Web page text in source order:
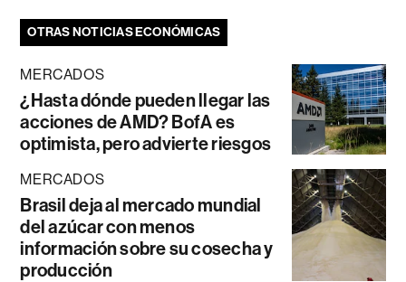
OTRAS NOTICIAS ECONÓMICAS
MERCADOS
¿Hasta dónde pueden llegar las
acciones de AMD? BofA es
optimista, pero advierte riesgos
MERCADOS
Brasil deja al mercado mundial
del azúcar con menos
información sobre su cosecha y
producción